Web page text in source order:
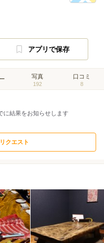
アプリで保存
写真
192
口コミ
8
に結果をお知らせします
クエスト